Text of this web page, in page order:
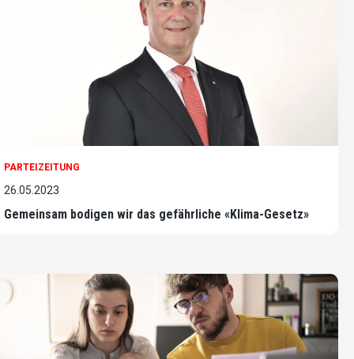
PARTEIZEITUNG
26.05.2023
Gemeinsam bodigen wir das gefährliche «Klima-Gesetz»